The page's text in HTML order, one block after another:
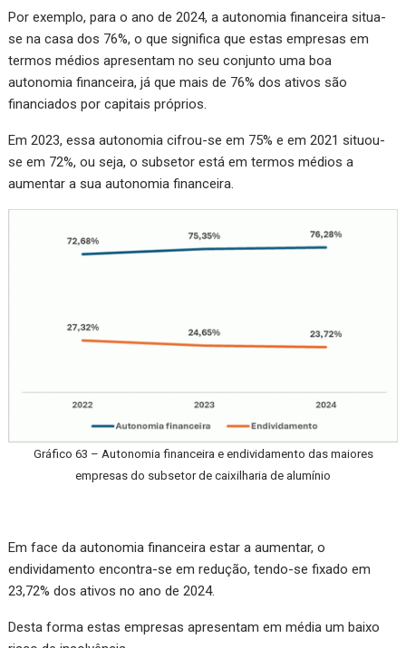
Por exemplo, para o ano de 2024, a autonomia financeira situa-
se na casa dos 76%, o que significa que estas empresas em
termos médios apresentam no seu conjunto uma boa
autonomia financeira, já que mais de 76% dos ativos são
financiados por capitais próprios.
Em 2023, essa autonomia cifrou-se em 75% e em 2021 situou-
se em 72%, ou seja, o subsetor está em termos médios a
aumentar a sua autonomia financeira.
Gráfico 63 – Autonomia financeira e endividamento das maiores
empresas do subsetor de caixilharia de alumínio
Em face da autonomia financeira estar a aumentar, o
endividamento encontra-se em redução, tendo-se fixado em
23,72% dos ativos no ano de 2024.
Desta forma estas empresas apresentam em média um baixo